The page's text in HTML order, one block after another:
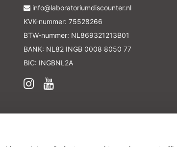
info@laboratoriumdiscounter.nl
KVK-nummer: 75528266
BTW-nummer: NL869321213B01
BANK: NL82 INGB 0008 8050 77
BIC: INGBNL2A